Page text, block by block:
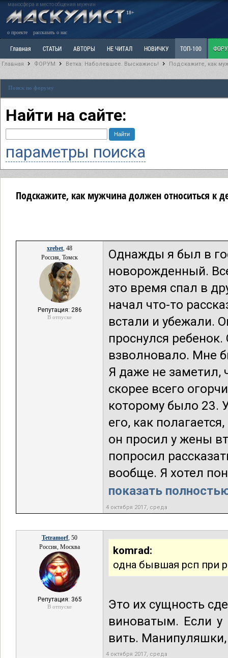
маносфера и место общения мужчин
18+
о проекте рассказать о нас
Главная СТАТЬИ АВТОРЫ НЕ ЧИТАЛ НОВИЧКУ ТОП-100
Ветка: Наболевшее. Выскажись!
РАЗДЕЛ: Разное
Главная ФОРУМ Ветка: Наболевшее. Выскажись! Подскажите, как
Поиск по форуму
Найти на сайте:
параметры поиска
Подскажите, как мужчина должен относиться к
xrebet, 48
Россия, Томск
Репутация: 286
В отпуске
Однажды я был в
новорожденный.
это время спал в
начал что-то
встали и убежали.
проснулся
взволновало. Мне
Я даже не заметил,
скорее всего
которому было 23.
его, как
он просил у жены
попросил
вообще. Я хотел
показать
4 октября 2017, среда
Tetramorf, 50
Россия, Москва
Репутация: 365
В отпуске
komrad:
одна бывшая рсп при
Это их сущность
виноватым. Если у
вить.
4 октября 2017, среда